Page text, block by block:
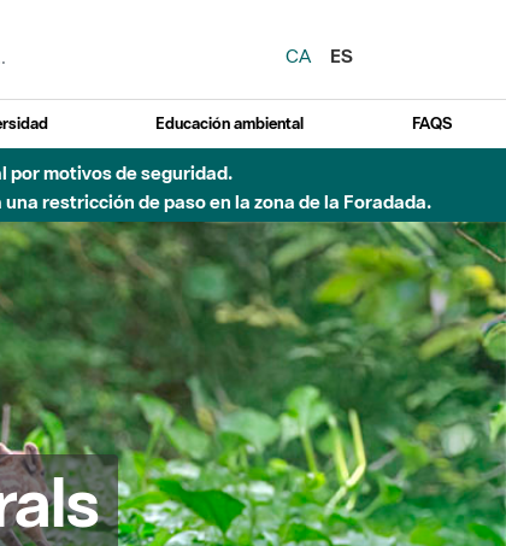
CA
ES
Educación ambiental FAQS
por motivos de seguridad.
restricción de paso en la zona de la Foradada.